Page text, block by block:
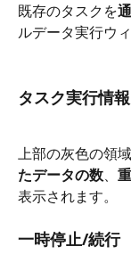
既存のタスクを
ルデータ実行ウ
タスク実行情報
上部の灰色の領域
たデータの数、
表示されます。
一時停止/続行